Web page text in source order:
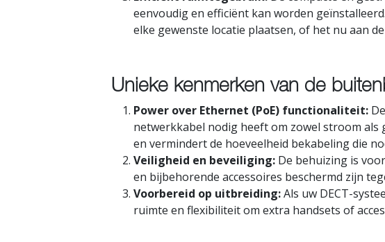
eenvoudig en efficiënt kan worden
elke gewenste locatie plaatsen, of het nu aan
Unieke kenmerken van de
Power over Ethernet (PoE) functionaliteit:
netwerkkabel nodig heeft om zowel stroom als
en vermindert de hoeveelheid bekabeling die
Veiligheid en beveiliging: De behuizing is
en bijbehorende accessoires beschermd zijn
Voorbereid op uitbreiding:Als uw DECT-
ruimte en flexibiliteit om extra handsets of